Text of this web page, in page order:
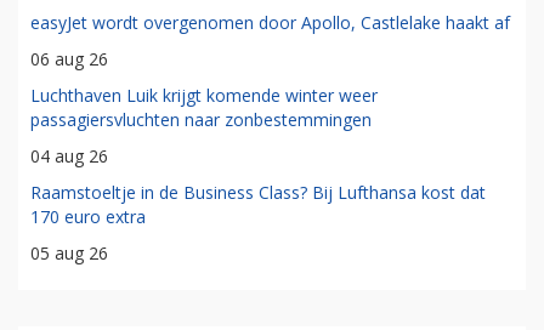
easyJet wordt overgenomen door Apollo, Castlelake haakt af
06 aug 26
Luchthaven Luik krijgt komende winter weer
passagiersvluchten naar zonbestemmingen
04 aug 26
Raamstoeltje in de Business Class? Bij Lufthansa kost dat
170 euro extra
05 aug 26